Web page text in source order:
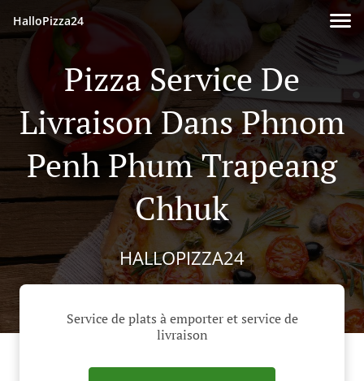
HalloPizza24
Pizza Service De
Livraison Dans Phnom
Penh Phum Trapeang
Chhuk
HALLOPIZZA24
Service de plats à emporter et service de
livraison